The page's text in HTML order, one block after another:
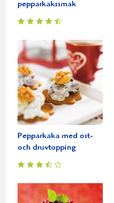
pepparkakssmak
Pepparkaka med ost-
och druvtopping